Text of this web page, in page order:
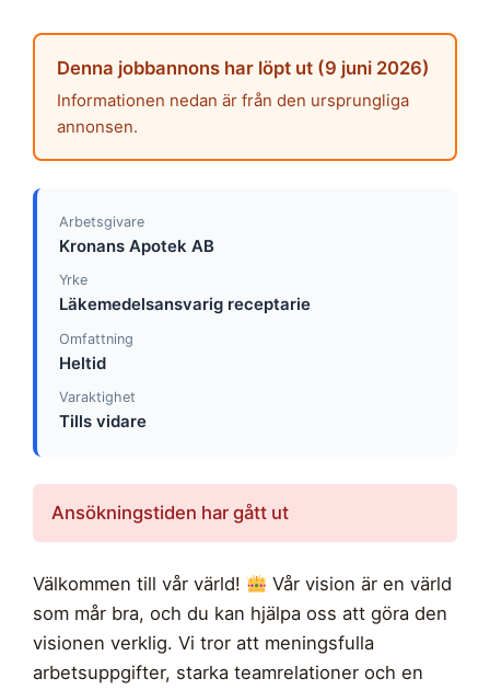
Denna jobbannons har löpt ut (9 juni 2026)
Informationen nedan är från den ursprungliga
annonsen.
Arbetsgivare
Kronans Apotek AB
Yrke
Läkemedelsansvarig receptarie
Omfattning
Heltid
Varaktighet
Tills vidare
Ansökningstiden har gått ut
Välkommen till vår värld!
Vår vision är en värld
som mår bra, och du kan hjälpa oss att göra den
visionen verklig. Vi tror att meningsfulla
arbetsuppgifter, starka teamrelationer och en